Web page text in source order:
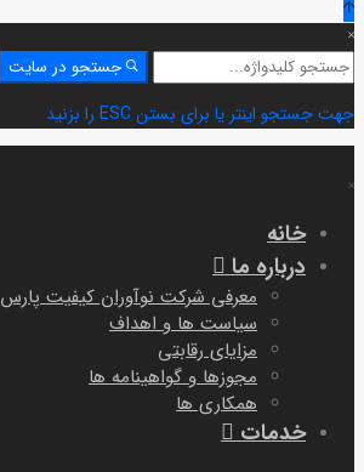
جستجو
برای:
جستجو در سایت
جهت جستجو اینتر یا برای بستن ESC را بزنید
خانه
درباره ما
معرفی شرکت نوآوران کیفیت پارس
سیاست ها و اهداف
مزایای رقابتی
مجوزها و گواهینامه ها
همکاری ها
خدمات